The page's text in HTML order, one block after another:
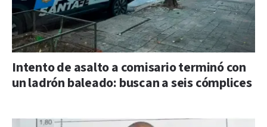
Intento de asalto a comisario terminó con
un ladrón baleado: buscan a seis cómplices